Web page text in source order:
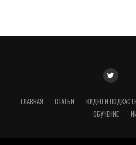
ГЛАВНАЯ СТАТЬИ ВИДЕО И
ОБУЧЕНИЕ